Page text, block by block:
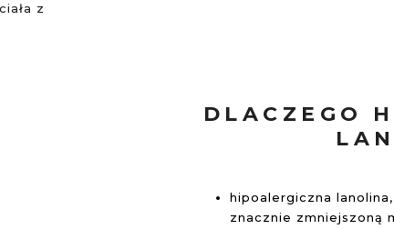
z
DLACZEGO
hipoalergiczna
znacznie zmniejszoną